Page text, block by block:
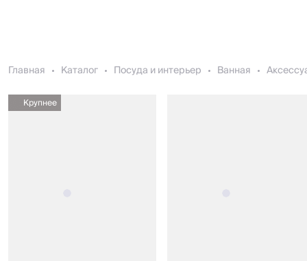
Главная Каталог Посуда и интерьер Ванная
Крупнее